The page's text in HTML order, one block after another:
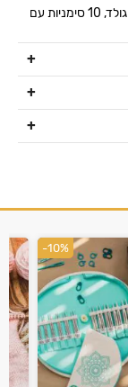
אביזרים נלווים: סרט מדידה רוז גולד, מספריים רוז גולד, 10 סימניות עם
-10%